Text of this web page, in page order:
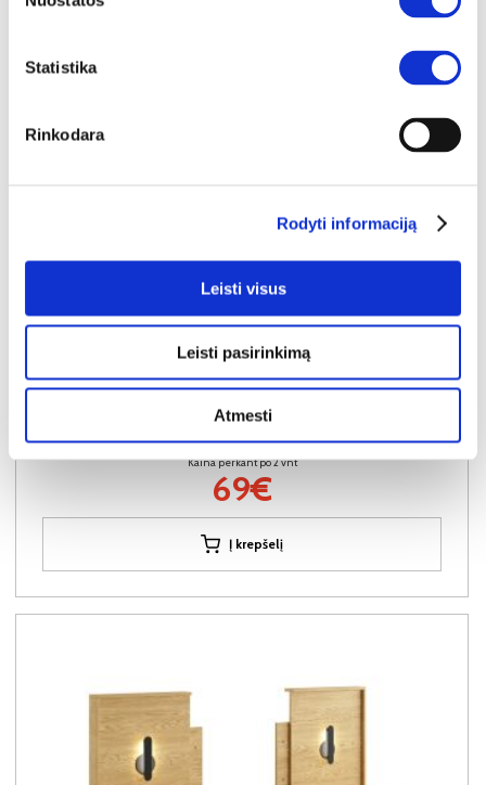
Statistika
Rinkodara
Rodyti informaciją
Leisti visus
Leisti pasirinkimą
Atmesti
ARCO naktinis staliukas 1D (Tamsiai ruda)
Kaina perkant po 1 vnt
Bendra pritaikyta nuolaida perkant po 2
Kaina perkant po 2 vnt
69€
Į krepšelį